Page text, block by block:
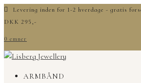
Levering inden for 1-2 hverdage - gratis
DKK 295,-
0 emner
ARMBÅND